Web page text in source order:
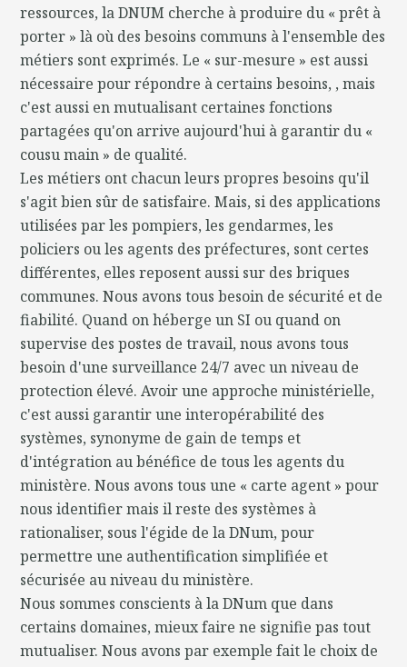
ressources, la DNUM cherche à produire du « prêt à
porter » là où des besoins communs à l'ensemble des
métiers sont exprimés. Le « sur-mesure » est aussi
nécessaire pour répondre à certains besoins, , mais
c'est aussi en mutualisant certaines fonctions
partagées qu'on arrive aujourd'hui à garantir du «
cousu main » de qualité.
Les métiers ont chacun leurs propres besoins qu'il
s'agit bien sûr de satisfaire. Mais, si des applications
utilisées par les pompiers, les gendarmes, les
policiers ou les agents des préfectures, sont certes
différentes, elles reposent aussi sur des briques
communes. Nous avons tous besoin de sécurité et de
fiabilité. Quand on héberge un SI ou quand on
supervise des postes de travail, nous avons tous
besoin d'une surveillance 24/7 avec un niveau de
protection élevé. Avoir une approche ministérielle,
c'est aussi garantir une interopérabilité des
systèmes, synonyme de gain de temps et
d'intégration au bénéfice de tous les agents du
ministère. Nous avons tous une « carte agent » pour
nous identifier mais il reste des systèmes à
rationaliser, sous l'égide de la DNum, pour
permettre une authentification simplifiée et
sécurisée au niveau du ministère.
Nous sommes conscients à la DNum que dans
certains domaines, mieux faire ne signifie pas tout
mutualiser. Nous avons par exemple fait le choix de